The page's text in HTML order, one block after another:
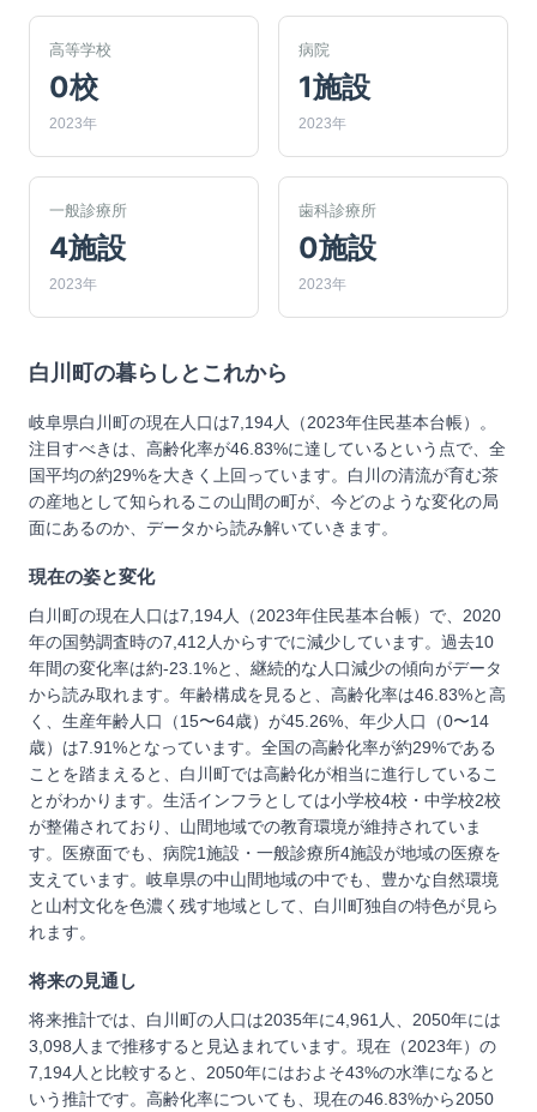
高等学校
0校
2023年
病院
1施設
2023年
一般診療所
4施設
2023年
歯科診療所
0施設
2023年
白川町 の暮らしとこれから
岐阜県白川町の現在人口は7,194人（2023年住民基本台帳）。
注目すべきは、高齢化率が46.83%に達しているという点で、全
国平均の約29%を大きく上回っています。白川の清流が育む茶
の産地として知られるこの山間の町が、今どのような変化の局
面にあるのか、データから読み解いていきます。
現在の姿と変化
白川町の現在人口は7,194人（2023年住民基本台帳）で、2020
年の国勢調査時の7,412人からすでに減少しています。過去10
年間の変化率は約-23.1%と、継続的な人口減少の傾向がデータ
から読み取れます。年齢構成を見ると、高齢化率は46.83%と高
く、生産年齢人口（15〜64歳）が45.26%、年少人口（0〜14
歳）は7.91%となっています。全国の高齢化率が約29%である
ことを踏まえると、白川町では高齢化が相当に進行しているこ
とがわかります。生活インフラとしては小学校4校・中学校2校
が整備されており、山間地域での教育環境が維持されていま
す。医療面でも、病院1施設・一般診療所4施設が地域の医療を
支えています。岐阜県の中山間地域の中でも、豊かな自然環境
と山村文化を色濃く残す地域として、白川町独自の特色が見ら
れます。
将来の見通し
将来推計では、白川町の人口は2035年に4,961人、2050年には
3,098人まで推移すると見込まれています。現在（2023年）の
7,194人と比較すると、2050年にはおよそ43%の水準になると
いう推計です。高齢化率についても、現在の46.83%から2050